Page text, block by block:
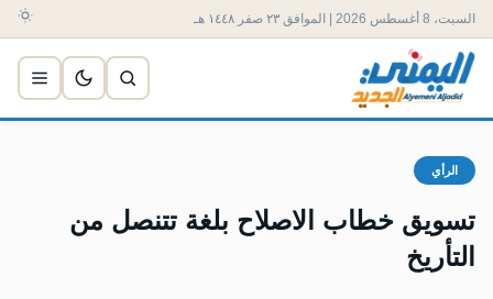
السبت، 8 أغسطس 2026 | الموافق ٢٣ صفر ١٤٤٨ هـ
الرأي
تسويق خطاب الاصلاح بلغة تتنصل من
التأريخ